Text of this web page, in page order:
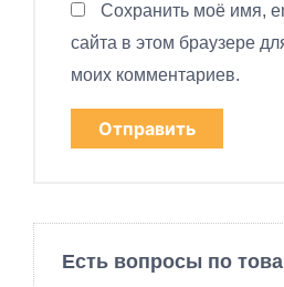
Сохранить моё имя,
сайта в этом браузере
моих комментариев.
Есть вопросы по